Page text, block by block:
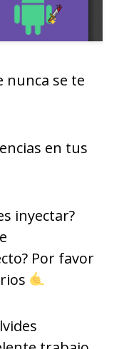
nunca se te
en tus
inyectar?
Por favor